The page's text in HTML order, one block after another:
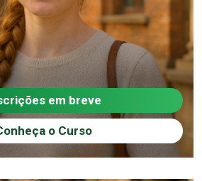
em breve
o Curso